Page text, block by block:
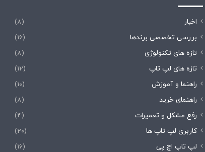
اخبار
(8)
بررسی تخصصی برندها
(16)
تازه های تکنولوژی
(8)
تازه های لپ تاپ
(12)
راهنما و آموزش
(10)
راهنمای خرید
(8)
رفع مشکل و تعمیرات
(4)
کاربری لپ تاپ ها
(20)
لپ تاپ اچ پی
(16)